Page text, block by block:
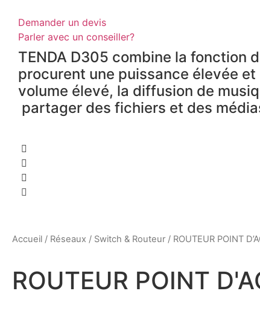
Demander un devis
Parler avec un conseiller?
TENDA D305 combine la fonction
procurent une puissance élevée
volume élevé, la diffusion de
partager des fichiers et des
Accueil / Réseaux / Switch & Routeur / ROUTEUR POINT
ROUTEUR POINT